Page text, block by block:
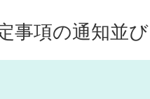
事項の通知並